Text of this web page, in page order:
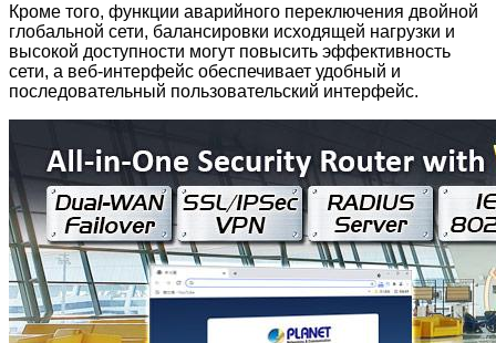
Кроме того, функции аварийного переключения двойной
глобальной сети, балансировки исходящей нагрузки и
высокой доступности могут повысить эффективность
сети, а веб-интерфейс обеспечивает удобный и
последовательный пользовательский интерфейс.